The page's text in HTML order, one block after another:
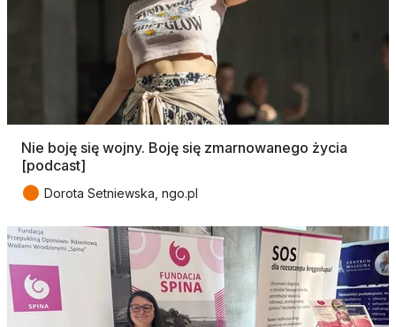
Nie boję się wojny. Boję się zmarnowanego życia
[podcast]
● Dorota Setniewska, ngo.pl